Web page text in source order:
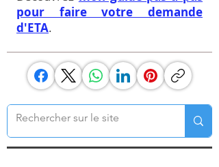
pour faire votre demande
d'ETA.